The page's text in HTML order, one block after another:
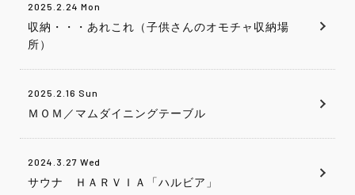
2025.2.24 Mon
収納・・・あれこれ（子供さんのオモチャ収納場
所）
2025.2.16 Sun
ＭＯＭ／マムダイニングテーブル
2024.3.27 Wed
サウナ ＨＡＲＶＩＡ「ハルビア」